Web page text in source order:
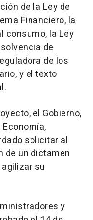
de la Ley de
Financiero, la
consumo, la Ley
de
de los
y el texto
el Gobierno,
solicitar al
de un dictamen
su
y